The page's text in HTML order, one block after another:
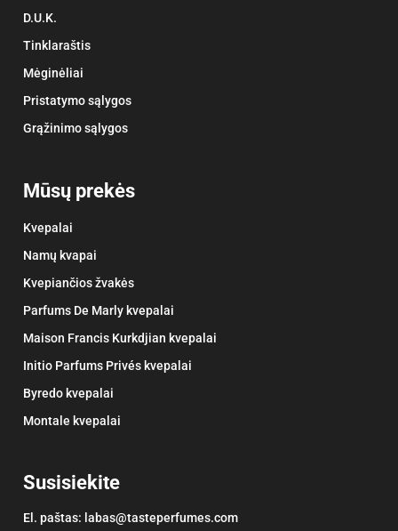
D.U.K.
Tinklaraštis
Mėginėliai
Pristatymo sąlygos
Grąžinimo sąlygos
Mūsų prekės
Kvepalai
Namų kvapai
Kvepiančios žvakės
Parfums De Marly kvepalai
Maison Francis Kurkdjian kvepalai
Initio Parfums Privés kvepalai
Byredo kvepalai
Montale kvepalai
Susisiekite
El. paštas: labas@tasteperfumes.com